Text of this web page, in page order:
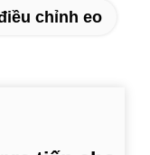
chỉnh eo